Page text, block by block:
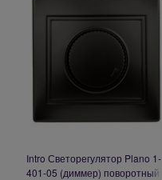
Intro Светорегулятор Plano 1-
401-05 (диммер) поворотный,